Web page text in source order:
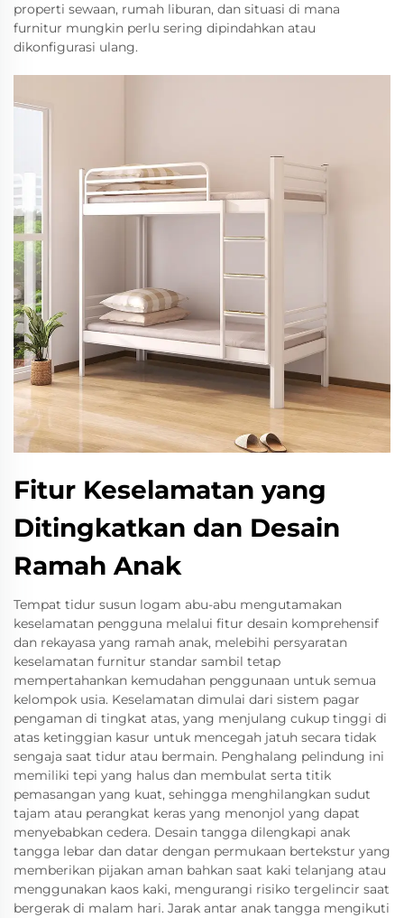
properti sewaan, rumah liburan, dan situasi di mana
furnitur mungkin perlu sering dipindahkan atau
dikonfigurasi ulang.
Fitur Keselamatan yang
Ditingkatkan dan Desain
Ramah Anak
Tempat tidur susun logam abu-abu mengutamakan
keselamatan pengguna melalui fitur desain komprehensif
dan rekayasa yang ramah anak, melebihi persyaratan
keselamatan furnitur standar sambil tetap
mempertahankan kemudahan penggunaan untuk semua
kelompok usia. Keselamatan dimulai dari sistem pagar
pengaman di tingkat atas, yang menjulang cukup tinggi di
atas ketinggian kasur untuk mencegah jatuh secara tidak
sengaja saat tidur atau bermain. Penghalang pelindung ini
memiliki tepi yang halus dan membulat serta titik
pemasangan yang kuat, sehingga menghilangkan sudut
tajam atau perangkat keras yang menonjol yang dapat
menyebabkan cedera. Desain tangga dilengkapi anak
tangga lebar dan datar dengan permukaan bertekstur yang
memberikan pijakan aman bahkan saat kaki telanjang atau
menggunakan kaos kaki, mengurangi risiko tergelincir saat
bergerak di malam hari. Jarak antar anak tangga mengikuti